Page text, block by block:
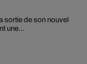
sortie de son nouvel
une...